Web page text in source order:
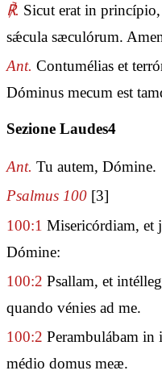
℟. Sicut erat in
sǽcula sæculórum.
Ant. Contumélias et
Dóminus mecum est
Sezione Laudes4
Ant. Tu autem, Dómine.
Psalmus 100 [3]
100:1 Misericórdiam, et
Dómine:
100:2 Psallam, et
quando vénies ad me.
100:2 Perambulábam
médio domus meæ.